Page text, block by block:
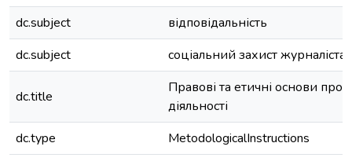
dc.subject
відповідальність
dc.subject
соціальний захист журналіста
dc.title
Правові та етичні основи
діяльності
dc.type
MetodologicalInstructions